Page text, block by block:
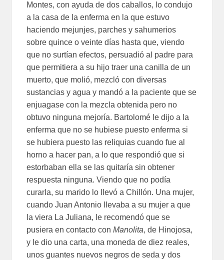
Montes, con ayuda de dos caballos, lo condujo
a la casa de la enferma en la que estuvo
haciendo mejunjes, parches y sahumerios
sobre quince o veinte días hasta que, viendo
que no surtían efectos, persuadió al padre para
que permitiera a su hijo traer una canilla de un
muerto, que molió, mezcló con diversas
sustancias y agua y mandó a la paciente que se
enjuagase con la mezcla obtenida pero no
obtuvo ninguna mejoría. Bartolomé le dijo a la
enferma que no se hubiese puesto enferma si
se hubiera puesto las reliquias cuando fue al
horno a hacer pan, a lo que respondió que si
estorbaban ella se las quitaría sin obtener
respuesta ninguna. Viendo que no podía
curarla, su marido lo llevó a Chillón. Una mujer,
cuando Juan Antonio llevaba a su mujer a que
la viera La Juliana, le recomendó que se
pusiera en contacto conManolita, de Hinojosa,
y le dio una carta, una moneda de diez reales,
unos guantes nuevos negros de seda y dos